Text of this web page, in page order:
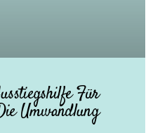
Für
Umwandlung